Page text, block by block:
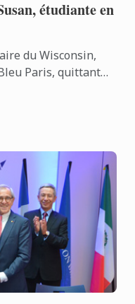
étudiante en
du Wisconsin,
Paris, quittant